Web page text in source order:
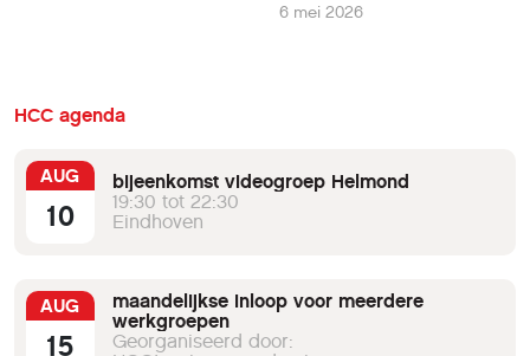
6 mei 2026
HCC agenda
AUG
10
bijeenkomst videogroep Helmond
19:30 tot 22:30
Eindhoven
AUG
15
maandelijkse inloop voor meerdere
werkgroepen
Georganiseerd door: